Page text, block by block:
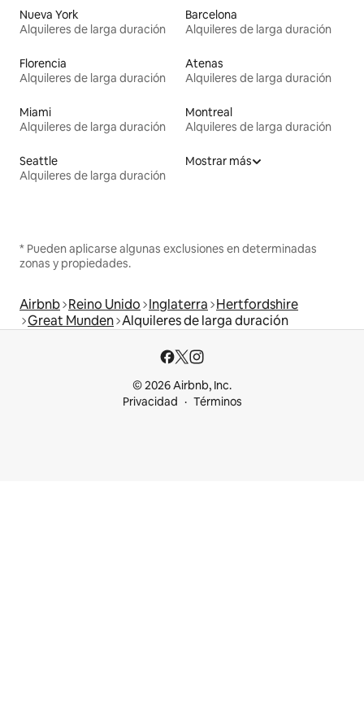
Nueva York
Alquileres de larga duración
Barcelona
Alquileres de larga duración
Florencia
Alquileres de larga duración
Atenas
Alquileres de larga duración
Miami
Alquileres de larga duración
Montreal
Alquileres de larga duración
Seattle
Alquileres de larga duración
Mostrar más
* Pueden aplicarse algunas exclusiones en determinadas
zonas y propiedades.
Airbnb Reino Unido Inglaterra Hertfordshire
Great Munden Alquileres de larga duración
© 2026 Airbnb, Inc.
Privacidad
Términos